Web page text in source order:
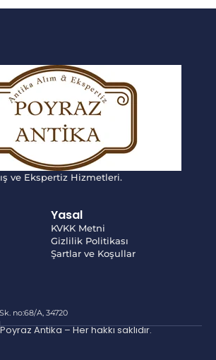
ve Ekspertiz Hizmetleri.
Yasal
KVKK Metni
Gizlilik Politikası
Şartlar ve Koşullar
no:68/A, 34720
Antika – Her hakkı saklıdır.